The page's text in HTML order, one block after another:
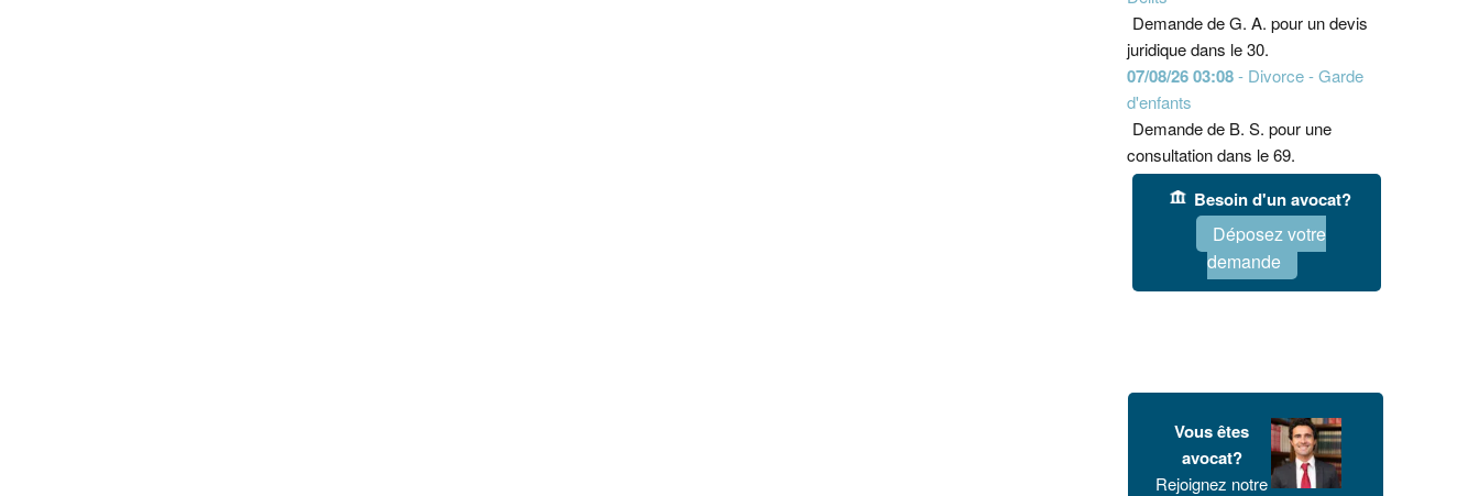
Demande de G. A. pour un devis
juridique dans le 30.
07/08/26 03:08- Divorce - Garde
d'enfants
Demande de B. S. pour une
consultation dans le 69.
Besoin d'un avocat?
Déposez votre
demande
Vous êtes
avocat?
Rejoignez notre